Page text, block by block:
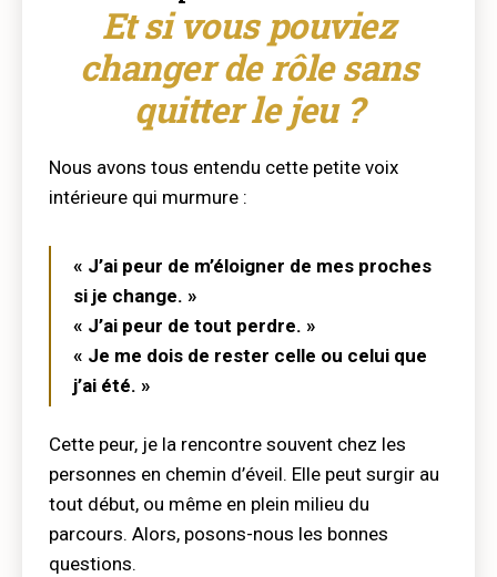
Et si vous pouviez
changer de rôle sans
quitter le jeu ?
Nous avons tous entendu cette petite voix
intérieure qui murmure :
« J’ai peur de m’éloigner de mes proches
si je change. »
« J’ai peur de tout perdre. »
« Je me dois de rester celle ou celui que
j’ai été. »
Cette peur, je la rencontre souvent chez les
personnes en chemin d’éveil. Elle peut surgir au
tout début, ou même en plein milieu du
parcours. Alors, posons-nous les bonnes
questions.